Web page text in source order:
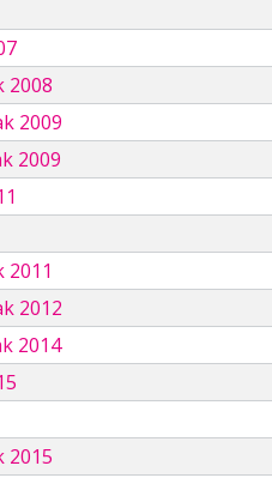
2008
2009
2009
2012
2014
2015